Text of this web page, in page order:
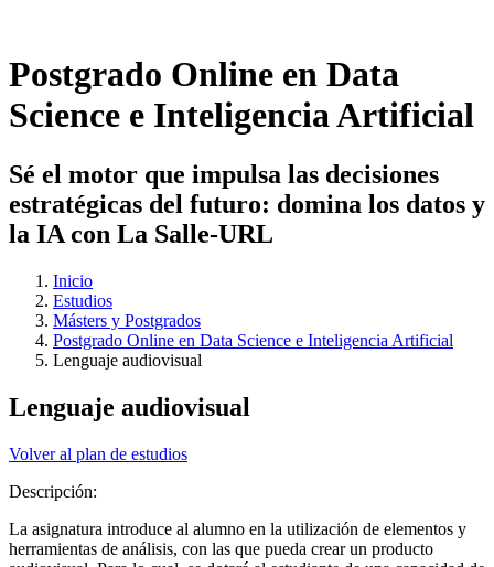
Postgrado Online en Data
Science e Inteligencia Artificial
Sé el motor que impulsa las decisiones
estratégicas del futuro: domina los datos y
la IA con La Salle-URL
Inicio
Estudios
Másters y Postgrados
Postgrado Online en Data Science e Inteligencia Artificial
Lenguaje audiovisual
Lenguaje audiovisual
Volver al plan de estudios
Descripción:
La asignatura introduce al alumno en la utilización de elementos y
herramientas de análisis, con las que pueda crear un producto